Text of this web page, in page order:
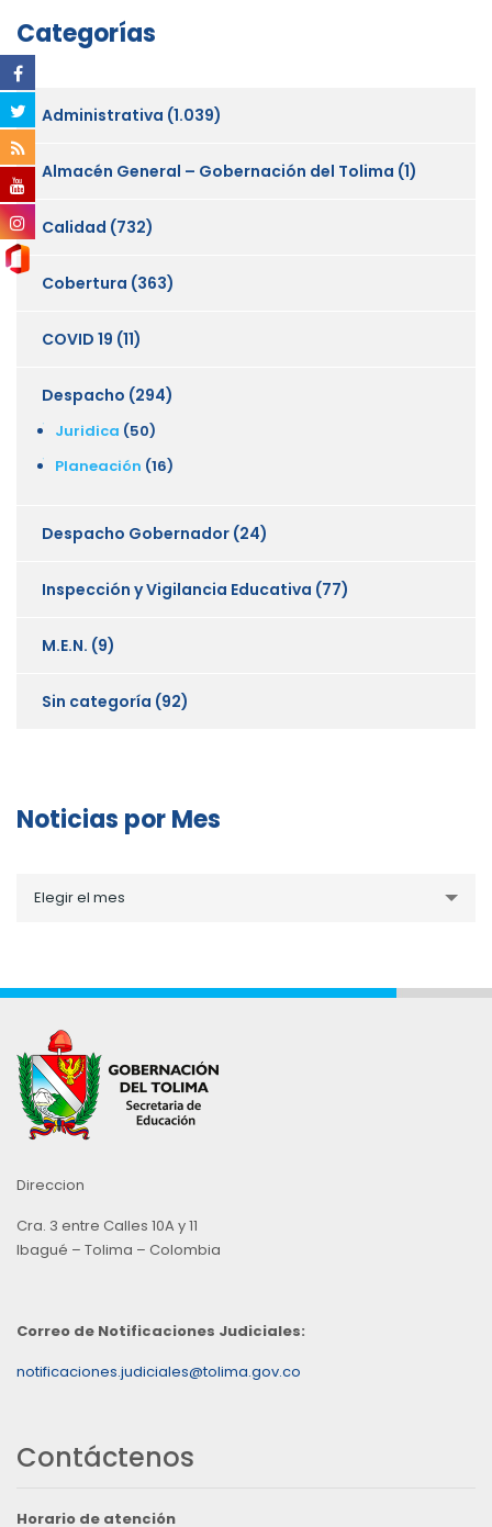
Categorías
Administrativa (1.039)
Almacén General – Gobernación del Tolima (1)
Calidad (732)
Cobertura (363)
COVID 19 (11)
Despacho (294)
Juridica (50)
Planeación (16)
Despacho Gobernador (24)
Inspección y Vigilancia Educativa (77)
M.E.N. (9)
Sin categoría (92)
Noticias por Mes
porElegir el mes
Direccion
Cra. 3 entre Calles 10A y 11
Ibagué – Tolima – Colombia
Correo de Notificaciones Judiciales:
notificaciones.judiciales@tolima.gov.co
Contáctenos
Horario de atención